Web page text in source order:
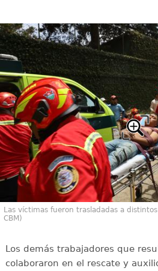
Las víctimas fueron trasladadas a
CBM)
Los demás trabajadores que
colaboraron en el rescate y